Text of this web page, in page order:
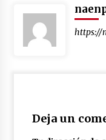
https://
Deja un